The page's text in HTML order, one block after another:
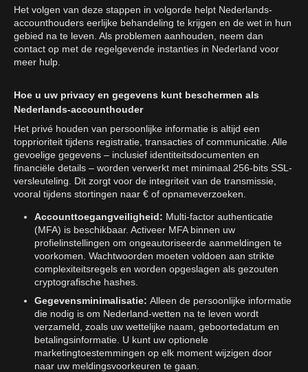
Het volgen van deze stappen in volgorde helpt Nederlands-
accounthouders eerlijke behandeling te krijgen en de wet in hun
gebied na te leven. Als problemen aanhouden, neem dan
contact op met de regelgevende instanties in Nederland voor
meer hulp.
Hoe u uw privacy en gegevens kunt beschermen als
Nederlands-accounthouder
Het privé houden van persoonlijke informatie is altijd een
topprioriteit tijdens registratie, transacties of communicatie. Alle
gevoelige gegevens – inclusief identiteitsdocumenten en
financiële details – worden verwerkt met minimaal 256-bits SSL-
versleuteling. Dit zorgt voor de integriteit van de transmissie,
vooral tijdens stortingen naar € of opnameverzoeken.
Accounttoegangveiligheid: Multi-factor authenticatie
(MFA) is beschikbaar. Activeer MFA binnen uw
profielinstellingen om ongeautoriseerde aanmeldingen te
voorkomen. Wachtwoorden moeten voldoen aan strikte
complexiteitsregels en worden opgeslagen als gezouten
cryptografische hashes.
Gegevensminimalisatie: Alleen de persoonlijke informatie
die nodig is om Nederland-wetten na te leven wordt
verzameld, zoals uw wettelijke naam, geboortedatum en
betalingsinformatie. U kunt uw optionele
marketingtoestemmingen op elk moment wijzigen door
naar uw meldingsvoorkeuren te gaan.